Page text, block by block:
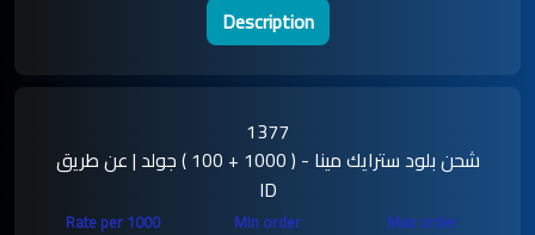
Description
1377
شحن بلود سترايك مينا - ( 1000 + 100 ) جولد | عن طريق
ID